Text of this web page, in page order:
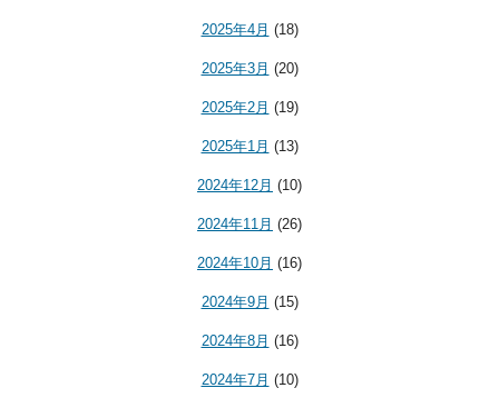
2025年4月 (18)
2025年3月 (20)
2025年2月 (19)
2025年1月 (13)
2024年12月 (10)
2024年11月 (26)
2024年10月 (16)
2024年9月 (15)
2024年8月 (16)
2024年7月 (10)